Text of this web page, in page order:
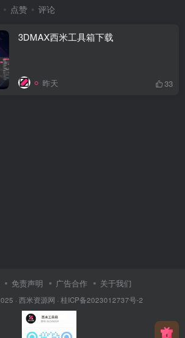
点赞 评论
3DMAX西米工具箱下载
昨天 33
免责声明 广告合作 关于我们
· 西米资源网 · 桂ICP备2023012737号-2